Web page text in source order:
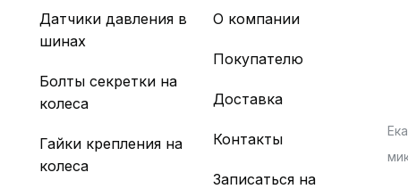
Датчики давления в
шинах
Болты секретки на
колеса
Гайки крепления на
колеса
О компании
Покупателю
Доставка
Контакты
Записаться на